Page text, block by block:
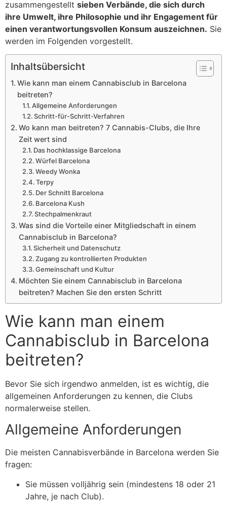
zusammengestellt sieben Verbände, die sich durch
ihre Umwelt, ihre Philosophie und ihr Engagement für
einen verantwortungsvollen Konsum auszeichnen. Sie
werden im Folgenden vorgestellt.
Inhaltsübersicht
Wie kann man einem Cannabisclub in Barcelona
beitreten?
Allgemeine Anforderungen
Schritt-für-Schritt-Verfahren
Wo kann man beitreten? 7 Cannabis-Clubs, die Ihre
Zeit wert sind
Das hochklassige Barcelona
Würfel Barcelona
Weedy Wonka
Terpy
Der Schnitt Barcelona
Barcelona Kush
Stechpalmenkraut
Was sind die Vorteile einer Mitgliedschaft in einem
Cannabisclub in Barcelona?
Sicherheit und Datenschutz
Zugang zu kontrollierten Produkten
Gemeinschaft und Kultur
Möchten Sie einem Cannabisclub in Barcelona
beitreten? Machen Sie den ersten Schritt
Wie kann man einem
Cannabisclub in Barcelona
beitreten?
Bevor Sie sich irgendwo anmelden, ist es wichtig, die
allgemeinen Anforderungen zu kennen, die Clubs
normalerweise stellen.
Allgemeine Anforderungen
Die meisten Cannabisverbände in Barcelona werden Sie
fragen:
Sie müssen volljährig sein (mindestens 18 oder 21
Jahre, je nach Club).